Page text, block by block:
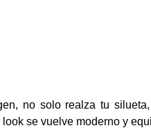
no solo realza tu
se vuelve moderno y